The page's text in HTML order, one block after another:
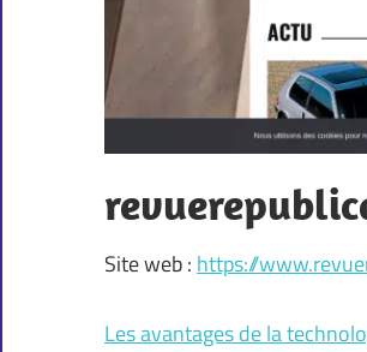
Site web : https://
Les avantages de la